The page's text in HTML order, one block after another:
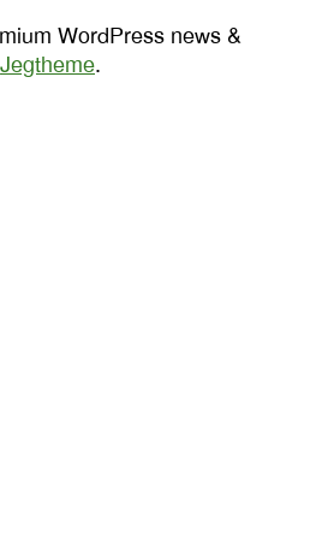
WordPress news &
Jegtheme.